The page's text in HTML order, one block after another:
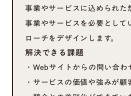
事業やサービスに込められた
事業やサービスを必要とし
ローチをデザインします。
解決できる課題
・Webサイトからの問い合
・サービスの価値や強みが